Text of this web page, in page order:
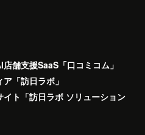
舗支援SaaS「口コミコム」
「訪日ラボ」
ト「訪日ラボ ソリューション